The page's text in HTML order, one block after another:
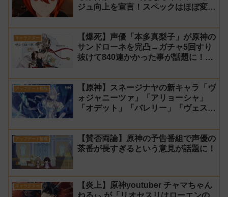
ジュ向上を宣言！スペックはほぼ変わ
キャラクター
【爆死】声優「本多真梨子」が原神の
サンドローネを完凸→ガチャ5回すり
抜けて840連かかった事が話題に！
アップデート情報
【原神】スネージナヤの新キャラ「ヴ
ォジャニーツァ」「アリョーシャ」
「オデット」「バレリー」「ヴェス
「アナスターシャ・フョードロヴナ・
スネージナヤ」が一斉に発表！【声優
氷神 第10位】
アップデート情報
【賛否両論】原神の予告番組で声優の
茶番が長すぎるという意見が話題に！
キャラクター
【炎上】原神youtuber チャマちゃん